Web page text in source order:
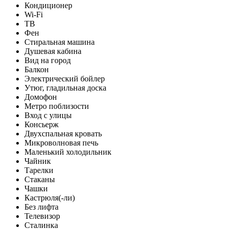
Кондиционер
Wi-Fi
ТВ
Фен
Стиральная машина
Душевая кабина
Вид на город
Балкон
Электрический бойлер
Утюг, гладильная доска
Домофон
Метро поблизости
Вход с улицы
Консьерж
Двухспальная кровать
Микроволновая печь
Маленький холодильник
Чайник
Тарелки
Стаканы
Чашки
Кастрюля(-ли)
Без лифта
Телевизор
Сталинка